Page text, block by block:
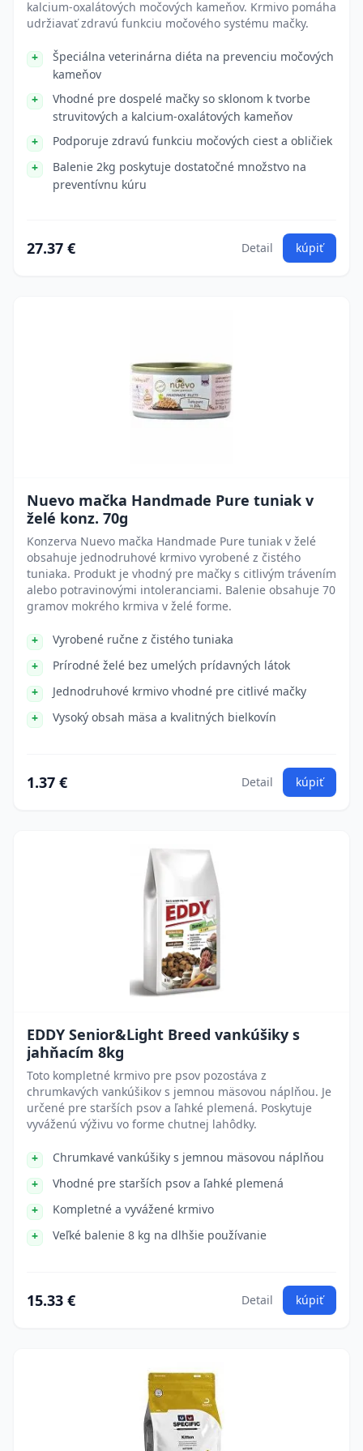
kalcium-oxalátových močových kameňov. Krmivo pomáha
udržiavať zdravú funkciu močového systému mačky.
Špeciálna veterinárna diéta na prevenciu močových
kameňov
Vhodné pre dospelé mačky so sklonom k tvorbe
struvitových a kalcium-oxalátových kameňov
Podporuje zdravú funkciu močových ciest a obličiek
Balenie 2kg poskytuje dostatočné množstvo na
preventívnu kúru
27.37 € Detail kúpiť
Nuevo mačka Handmade Pure tuniak v
želé konz. 70g
Konzerva Nuevo mačka Handmade Pure tuniak v želé
obsahuje jednodruhové krmivo vyrobené z čistého
tuniaka. Produkt je vhodný pre mačky s citlivým trávením
alebo potravinovými intoleranciami. Balenie obsahuje 70
gramov mokrého krmiva v želé forme.
Vyrobené ručne z čistého tuniaka
Prírodné želé bez umelých prídavných látok
Jednodruhové krmivo vhodné pre citlivé mačky
Vysoký obsah mäsa a kvalitných bielkovín
1.37 € Detail kúpiť
EDDY Senior&Light Breed vankúšiky s
jahňacím 8kg
Toto kompletné krmivo pre psov pozostáva z
chrumkavých vankúšikov s jemnou mäsovou náplňou. Je
určené pre starších psov a ľahké plemená. Poskytuje
vyváženú výživu vo forme chutnej lahôdky.
Chrumkavé vankúšiky s jemnou mäsovou náplňou
Vhodné pre starších psov a ľahké plemená
Kompletné a vyvážené krmivo
Veľké balenie 8 kg na dlhšie používanie
15.33 € Detail kúpiť